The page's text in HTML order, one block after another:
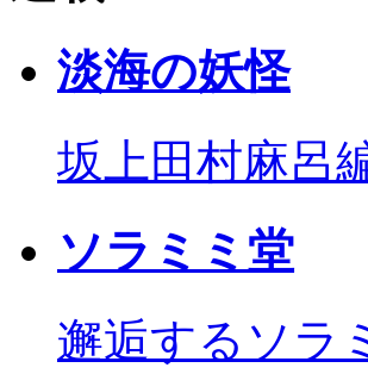
淡海の妖怪
坂上田村麻呂
ソラミミ堂
邂逅するソラ